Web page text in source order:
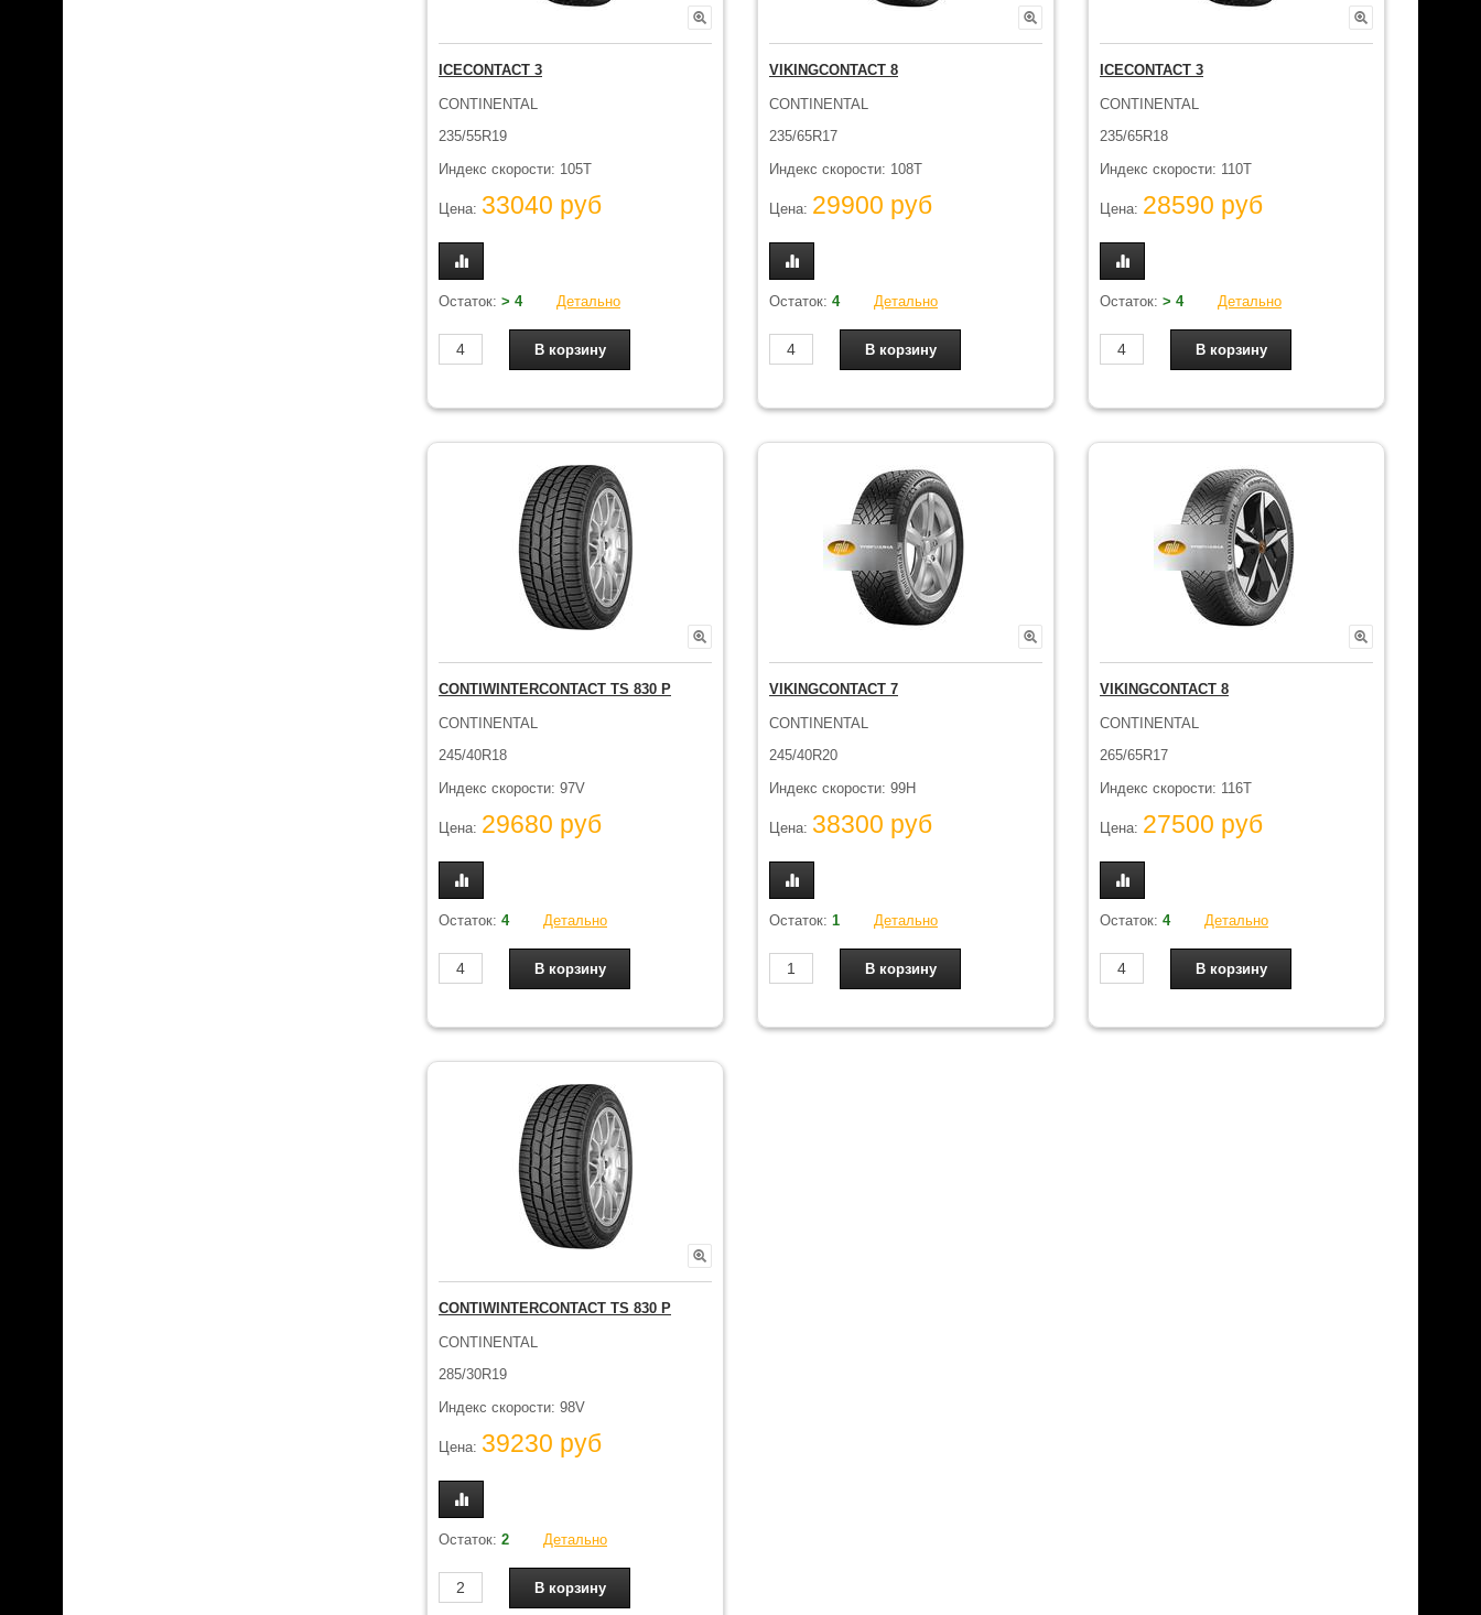
ICECONTACT 3
CONTINENTAL
235/55R19
Индекс скорости: 105T
Цена: 33040 руб
Остаток: > 4 Детально
VIKINGCONTACT 8
CONTINENTAL
235/65R17
Индекс скорости: 108T
Цена: 29900 руб
Остаток: 4 Детально
ICECONTACT 3
CONTINENTAL
235/65R18
Индекс скорости: 110T
Цена: 28590 руб
Остаток: > 4 Детально
CONTIWINTERCONTACT TS 830 P
CONTINENTAL
245/40R18
Индекс скорости: 97V
Цена: 29680 руб
Остаток: 4 Детально
VIKINGCONTACT 7
CONTINENTAL
245/40R20
Индекс скорости: 99H
Цена: 38300 руб
Остаток: 1 Детально
VIKINGCONTACT 8
CONTINENTAL
265/65R17
Индекс скорости: 116T
Цена: 27500 руб
Остаток: 4 Детально
CONTIWINTERCONTACT TS 830 P
CONTINENTAL
285/30R19
Индекс скорости: 98V
Цена: 39230 руб
Остаток: 2 Детально